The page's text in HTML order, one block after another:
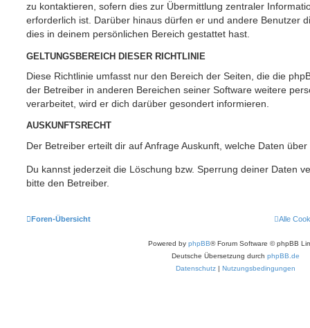
zu kontaktieren, sofern dies zur Übermittlung zentraler
erforderlich ist. Darüber hinaus dürfen er und andere Benutzer
dies in deinem persönlichen Bereich gestattet hast.
GELTUNGSBEREICH DIESER RICHTLINIE
Diese Richtlinie umfasst nur den Bereich der Seiten, die die
der Betreiber in anderen Bereichen seiner Software weitere
verarbeitet, wird er dich darüber gesondert informieren.
AUSKUNFTSRECHT
Der Betreiber erteilt dir auf Anfrage Auskunft, welche Daten
Du kannst jederzeit die Löschung bzw. Sperrung deiner Daten
bitte den Betreiber.
Foren-Übersicht Alle
Powered by phpBB® Forum Software © phpBB
Deutsche Übersetzung durch phpBB.de
Datenschutz
Nutzungsbedingungen